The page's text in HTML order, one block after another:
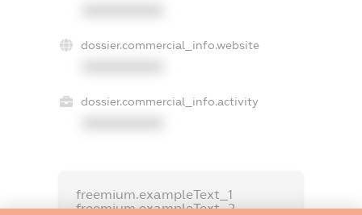
dossier.commercial_info.website
dossier.commercial_info.activity
freemium.exampleText_1
freemium.exampleText_2